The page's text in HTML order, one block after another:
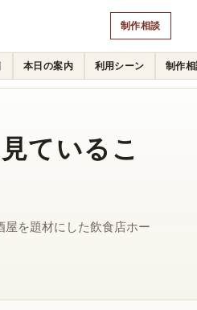
制作相談
本日の案内 利用シーン 制作
ているこ
を題材にした飲食店ホー